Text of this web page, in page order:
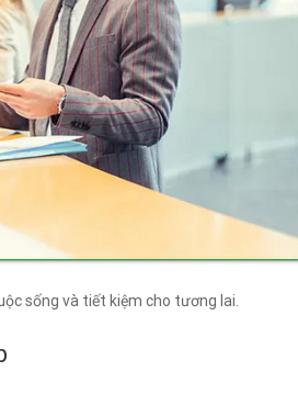
sống và tiết kiệm cho tương lai.